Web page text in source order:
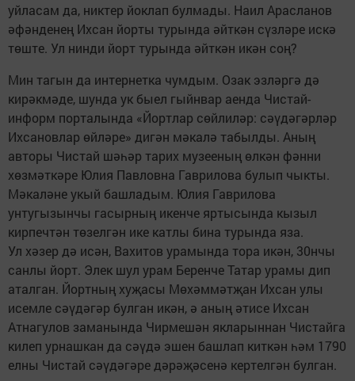
уйласам да, никтер йоклап булмады. Наил Арасланов
әфәнденең Ихсан йорты турында әйткән сүзләре искә
төште. Ул нинди йорт турында әйткән икән соң?
Мин тагын да интернетка чумдым. Озак эзләргә дә
кирәкмәде, шунда ук быел гыйнвар аенда Чис­тай-
информ порталында «Йортлар сөйлиләр: сәүдәгәрләр
Ихсановлар өйләре» дигән мәкалә табылды. Аның
авторы Чистай шәһәр тарих музееның өлкән фәнни
хөзмәткәре Юлия Павловна Гаврилова булып чыкты.
Мәкаләне укый башладым. Юлия Гаврилова
унтугызынчы гасырның икенче яртысында кызыл
кирпечтән төзелгән ике катлы бина турында яза.
Ул хәзер дә исән, Вахитов урамында тора икән, 30нчы
санлы йорт. Элек шул урам Беренче Татар урамы дип
аталган. Йортның хуҗасы Мөхәммәтҗан Ихсан улы
исемле сәүдәгәр булган икән, ә аның әтисе Ихсан
Атнагулов заманында Чирмешән якларыннан Чистайга
килеп урнашкан да сәүдә эшен башлап киткән һәм 1790
елны Чистай сәүдәгәре дәрәҗәсенә кертелгән булган.